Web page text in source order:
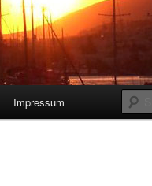
Impressum